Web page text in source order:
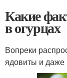
Какие
в огурцах
Вопреки
ядовиты и даже